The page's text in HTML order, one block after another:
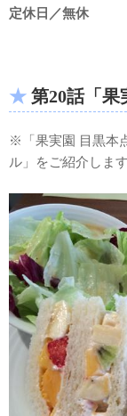
定休日／無休
第20話「果
※「果実園 目黒本
ル」をご紹介します